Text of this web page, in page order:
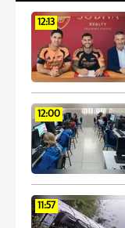
12:13
12:00
11:57